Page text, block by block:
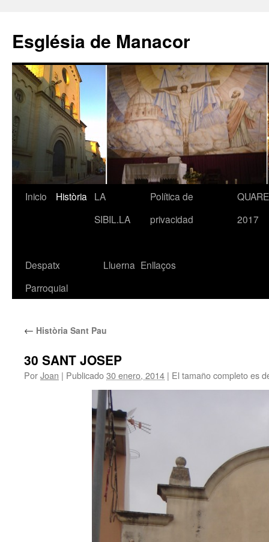
contenido
Església de Manacor
Inicio Història
LA
SIBIL.LA
Política de
privacidad
2017
Despatx
Parroquial
Lluerna Enllaços
← Història Sant Pau
30 SANT JOSEP
PorJoan | Publicado30 enero, 2014 | El tamaño completo es